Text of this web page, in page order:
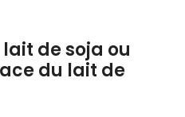
de soja ou
du lait de